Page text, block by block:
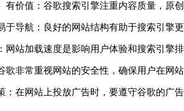
有价值：谷歌搜索引擎注重内容质量，原
于导航：良好的网站结构有助于搜索引擎
网站加载速度是影响用户体验和搜索引擎
歌非常重视网站的安全性，确保用户在网站
：在网站上投放广告时，要遵守谷歌的广